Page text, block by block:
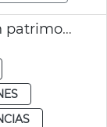
Instalación vallado protección patrimonio histórico Fallas València